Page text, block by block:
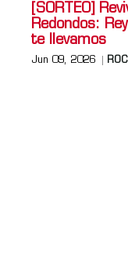
[SORTEO]
Redondos:
te llevamos
Jun 09, 2026